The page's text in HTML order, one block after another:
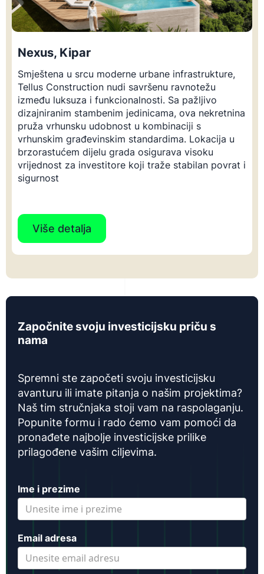
Nexus, Kipar
Smještena u srcu moderne urbane infrastrukture,
Tellus Construction nudi savršenu ravnotežu
između luksuza i funkcionalnosti. Sa pažljivo
dizajniranim stambenim jedinicama, ova nekretnina
pruža vrhunsku udobnost u kombinaciji s
vrhunskim građevinskim standardima. Lokacija u
brzorastućem dijelu grada osigurava visoku
vrijednost za investitore koji traže stabilan povrat i
sigurnost
Više detalja
Započnite svoju investicijsku priču s
nama
Spremni ste započeti svoju investicijsku
avanturu ili imate pitanja o našim projektima?
Naš tim stručnjaka stoji vam na raspolaganju.
Popunite formu i rado ćemo vam pomoći da
pronađete najbolje investicijske prilike
prilagođene vašim ciljevima.
Ime i prezime
Email adresa